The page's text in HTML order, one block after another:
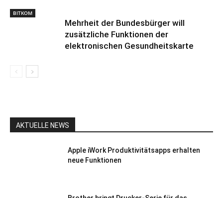
BITKOM
Mehrheit der Bundesbürger will
zusätzliche Funktionen der
elektronischen Gesundheitskarte
AKTUELLE NEWS
Apple iWork Produktivitätsapps erhalten
neue Funktionen